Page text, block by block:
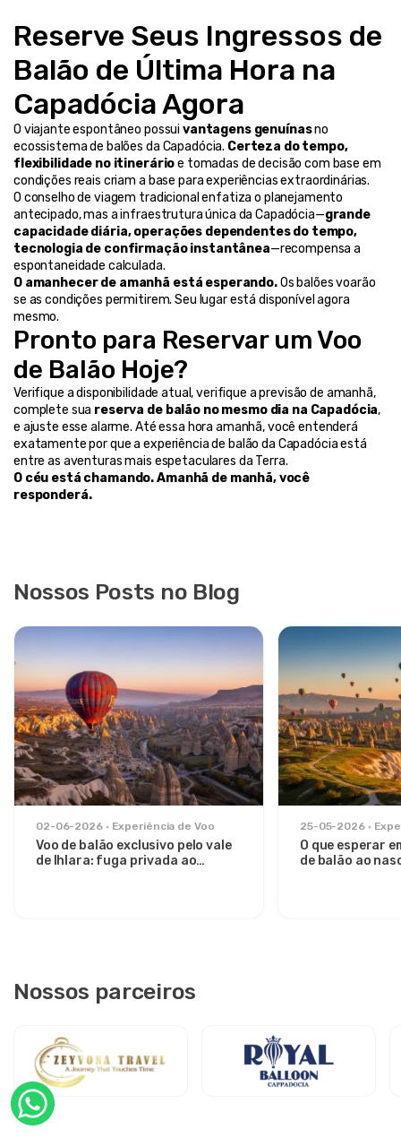
Reserve Seus Ingressos de
Balão de Última Hora na
Capadócia Agora
O viajante espontâneo possui vantagens genuínas no
ecossistema de balões da Capadócia. Certeza do tempo,
flexibilidade no itinerário e tomadas de decisão com base em
condições reais criam a base para experiências extraordinárias.
O conselho de viagem tradicional enfatiza o planejamento
antecipado, mas a infraestrutura única da Capadócia—grande
capacidade diária, operações dependentes do tempo,
tecnologia de confirmação instantânea—recompensa a
espontaneidade calculada.
O amanhecer de amanhã está esperando. Os balões voarão
se as condições permitirem. Seu lugar está disponível agora
mesmo.
Pronto para Reservar um Voo
de Balão Hoje?
Verifique a disponibilidade atual, verifique a previsão de amanhã,
complete sua reserva de balão no mesmo dia na Capadócia,
e ajuste esse alarme. Até essa hora amanhã, você entenderá
exatamente por que a experiência de balão da Capadócia está
entre as aventuras mais espetaculares da Terra.
O céu está chamando. Amanhã de manhã, você
responderá.
Nossos Posts no Blog
02-06-2026 Experiência de Voo
Voo de balão exclusivo pelo vale
de Ihlara: fuga privada ao
25-05-2026
O que esperar
de balão ao
Nossos parceiros